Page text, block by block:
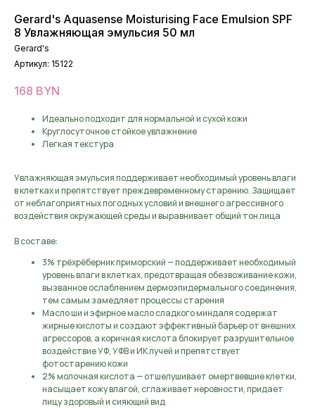
Gerard's Aquasense Moisturising Face Emulsion SPF
8 Увлажняющая эмульсия 50 мл
Gerard's
Артикул: 15122
168 BYN
Идеально подходит для нормальной и сухой кожи
Круглосуточное стойкое увлажнение
Легкая текстура
Увлажняющая эмульсия поддерживает необходимый уровень влаги
в клетках и препятствует преждевременному старению. Защищает
от неблагоприятных погодных условий и внешнего агрессивного
воздействия окружающей среды и выравнивает общий тон лица
В составе:
3% трёхрёберник приморский — поддерживает необходимый
уровень влаги в клетках, предотвращая обезвоживание кожи,
вызванное ослаблением дермоэпидермального соединения,
тем самым замедляет процессы старения
Масло ши и эфирное масло сладкого миндаля содержат
жирные кислоты и создают эффективный барьер от внешних
агрессоров, а коричная кислота блокирует разрушительное
воздействие УФ, УФВ и ИК лучей и препятствует
фотостарению кожи
2% молочная кислота — отшелушивает омертвевшие клетки,
насыщает кожу влагой, сглаживает неровности, придает
лицу здоровый и сияющий вид